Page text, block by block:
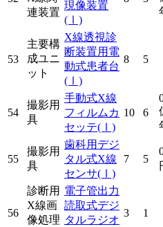
連装置
現像装置
(Ⅰ)
53
主要構
成ユニ
ット
X線透視診
断装置用電
動式患者台
(Ⅰ)
8 5
54
撮影用
具
手動式X線
フィルムカ
セッテ(Ⅰ)
10 6
55
撮影用
具
歯科用デジ
タル式X線
センサ(Ⅰ)
7 5
56
診断用
X線画
像処理
電子管出力
読取式デジ
タルラジオ
3 1